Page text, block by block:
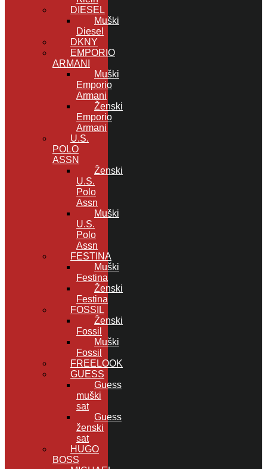
DIESEL
Muški
Diesel
DKNY
EMPORIO
ARMANI
Muški
Emporio
Armani
Ženski
Emporio
Armani
U.S.
POLO
ASSN
Ženski
U.S.
Polo
Assn
Muški
U.S.
Polo
Assn
FESTINA
Muški
Festina
Ženski
Festina
FOSSIL
Ženski
Fossil
Muški
Fossil
FREELOOK
GUESS
Guess
muški
sat
Guess
ženski
sat
HUGO
BOSS